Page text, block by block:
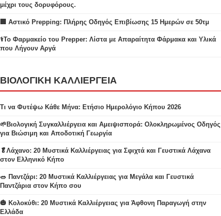
μέχρι τους δορυφόρους.
🏢 Αστικό Prepping: Πλήρης Οδηγός Επιβίωσης 15 Ημερών σε 50τμ
⚕️Το Φαρμακείο του Prepper: Λίστα με Απαραίτητα Φάρμακα και Υλικά
που Λήγουν Αργά
ΒΙΟΛΟΓΙΚΗ ΚΑΛΛΙΕΡΓΕΙΑ
Τι να Φυτέψω Κάθε Μήνα: Ετήσιο Ημερολόγιο Κήπου 2026
🌱Βιολογική Συγκαλλιέργεια και Αμειψισπορά: Ολοκληρωμένος Οδηγός
για Βιώσιμη και Αποδοτική Γεωργία
🥬Λάχανο: 20 Μυστικά Καλλιέργειας για Σφιχτά και Γευστικά Λάχανα
στον Ελληνικό Κήπο
🥗 Παντζάρι: 20 Μυστικά Καλλιέργειας για Μεγάλα και Γευστικά
Παντζάρια στον Κήπο σου
🎃 Κολοκύθι: 20 Μυστικά Καλλιέργειας για Άφθονη Παραγωγή στην
Ελλάδα